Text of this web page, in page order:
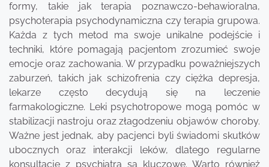
formy, takie jak terapia poznawczo-behawioralna,
psychoterapia psychodynamiczna czy terapia grupowa.
Każda z tych metod ma swoje unikalne podejście i
techniki, które pomagają pacjentom zrozumieć swoje
emocje oraz zachowania. W przypadku poważniejszych
zaburzeń, takich jak schizofrenia czy ciężka depresja,
lekarze często decydują się na leczenie
farmakologiczne. Leki psychotropowe mogą pomóc w
stabilizacji nastroju oraz złagodzeniu objawów choroby.
Ważne jest jednak, aby pacjenci byli świadomi skutków
ubocznych oraz interakcji leków, dlatego regularne
konsultacje z psychiatrą są kluczowe. Warto również